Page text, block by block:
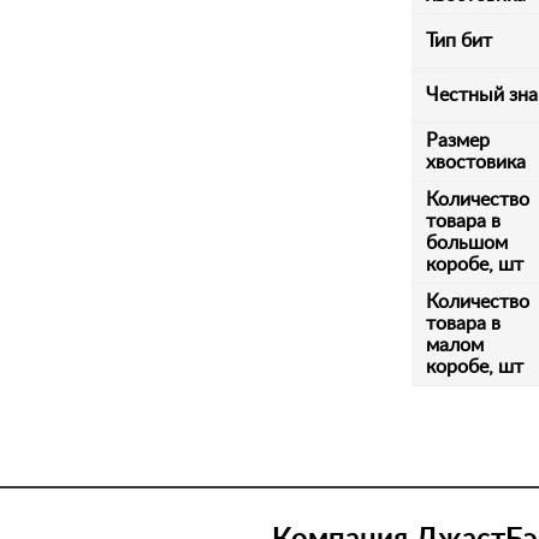
Тип бит
Честный
Размер
хвостовика
Количество
товара в
большом
коробе, шт
Количество
товара в
малом
коробе, шт